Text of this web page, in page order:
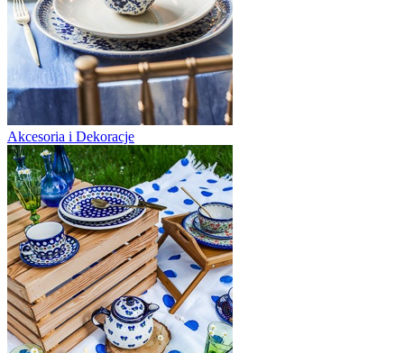
Akcesoria i Dekoracje